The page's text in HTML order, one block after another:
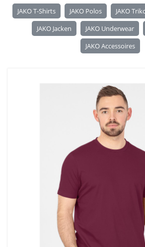
JAKO T-Shirts JAKO Polos JAKO
JAKO Jacken
JAKO Underwear
JAKO Accessoires